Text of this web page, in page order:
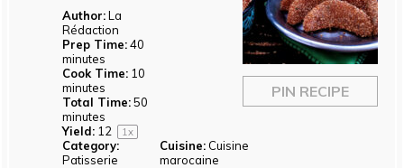
PIN RECIPE
Author: La
Rédaction
Prep Time: 40
minutes
Cook Time: 10
minutes
Total Time: 50
minutes
Yield: 1 2 1x
Category:
Patisserie
Cuisine: Cuisine
marocaine